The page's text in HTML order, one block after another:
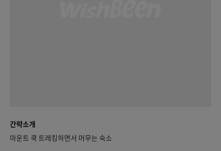
간략소개
마운트 쿡 트레킹하면서 머무는 숙소